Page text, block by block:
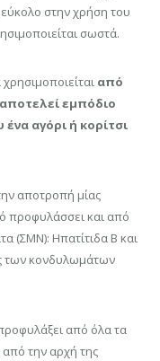
εύκολο στην χρήση του
σωστά.
από
εμπόδιο
αγόρι ή κορίτσι
αποτροπή μίας
προφυλάσσει και από
(ΣΜΝ): Ηπατίτιδα Β και
των κονδυλωμάτων
από όλα τα
την αρχή της